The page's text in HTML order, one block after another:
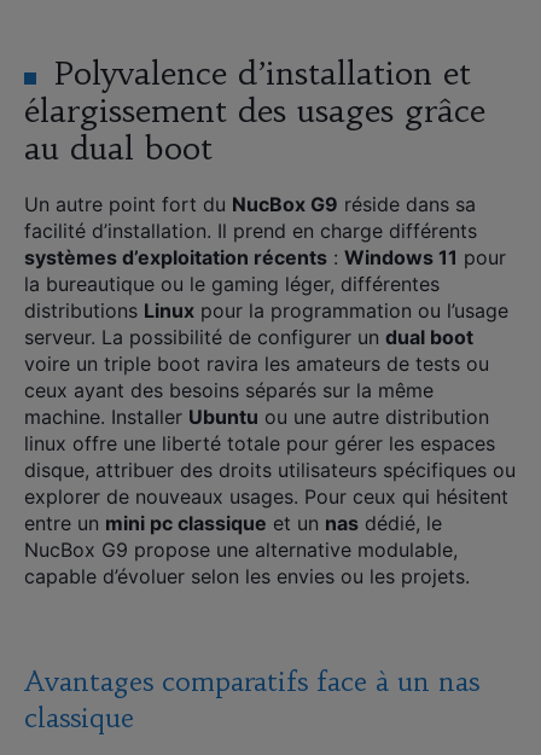
Polyvalence d’installation et
élargissement des usages grâce
au dual boot
Un autre point fort du NucBox G9 réside dans sa
facilité d’installation. Il prend en charge différents
systèmes d’exploitation récents : Windows 11 pour
la bureautique ou le gaming léger, différentes
distributions Linux pour la programmation ou l’usage
serveur. La possibilité de configurer un dual boot
voire un triple boot ravira les amateurs de tests ou
ceux ayant des besoins séparés sur la même
machine. Installer Ubuntu ou une autre distribution
linux offre une liberté totale pour gérer les espaces
disque, attribuer des droits utilisateurs spécifiques ou
explorer de nouveaux usages. Pour ceux qui hésitent
entre un mini pc classique et un nas dédié, le
NucBox G9 propose une alternative modulable,
capable d’évoluer selon les envies ou les projets.
Avantages comparatifs face à un nas
classique